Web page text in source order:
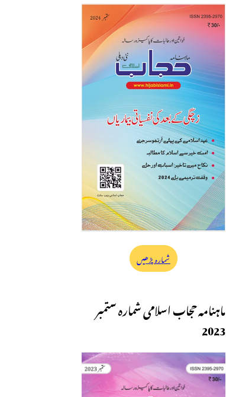
شمارہ پڑھیں
ماہنامہ حجاب اسلامی شمارہ ستمبر
2023